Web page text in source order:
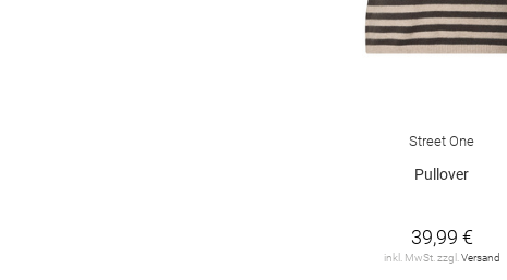
Street One
Pullover
39,99 €
inkl. MwSt. zzgl. Versand